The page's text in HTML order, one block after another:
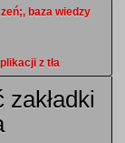
baza wiedzy
z tła